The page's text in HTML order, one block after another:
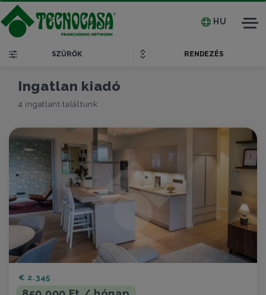
HU
Ingatlan kiadó
4 ingatlant találtunk
SZŰRŐK RENDEZÉS
€ 2.345